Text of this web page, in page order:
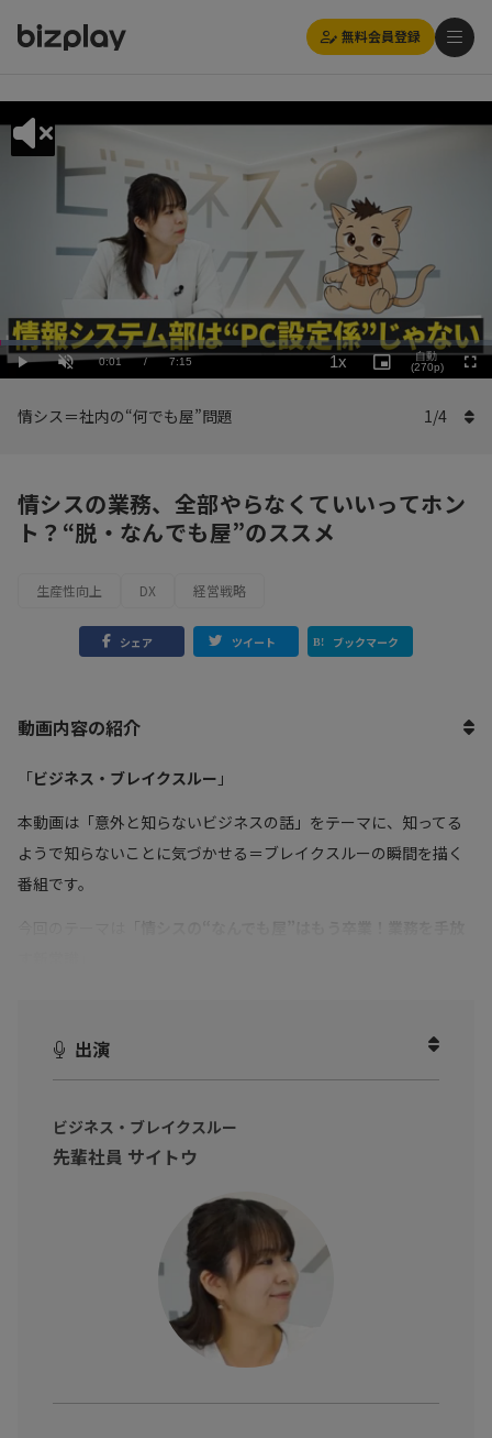
無料会員登録
Play UnmuteCurrent
0:01 / Duration
7:15
Loaded:
8.28%
1x
Playback
Rate
Picture-
in-
自動
(270p)
情シス＝社内の“何でも屋”問題 1/4
情シスの業務、全部やらなくていいってホン
ト？“脱・なんでも屋”のススメ
生産性向上 DX 経営戦略
シェア ツイート ブックマーク
動画内容の紹介
「ビジネス・ブレイクスルー 」
本動画は「意外と知らないビジネスの話」をテーマに、知ってる
ようで知らないことに気づかせる＝ブレイクスルーの瞬間を描く
番組です。
でも、そんな時代はもう終わりです。
「アウトソーシング」という選択肢をご紹介。
・クラウド上でのID・デバイス管理の効率化
・属人化を防ぎながら運用の質を上げる仕組み
――など、実践的なヒントをわかりやすく解説します。
「ひとり情シス」や「兼務情シス」で悩む中堅企業の方はもちろ
ん、情シス業務を見直したいすべての企業にとって、必見の内容で
出演
ビジネス・ブレイクスルー
先輩社員 サイトウ